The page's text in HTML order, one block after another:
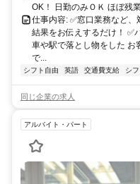
OK！ 日勤のみＯＫ ほぼ残
仕事内容: ✅窓口業務など
結果をお伝えするだけ！ ✅
車や駅で落とし物をした お
で...
シフト自由 英語 交通費支給 シ
同じ企業の求人
アルバイト・パート